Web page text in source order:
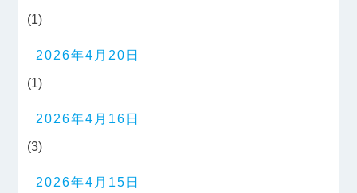
(1)
2026年4月20日
(1)
2026年4月16日
(3)
2026年4月15日